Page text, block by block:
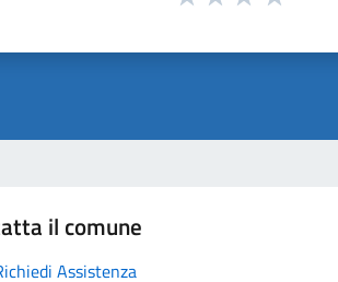
il comune
Assistenza